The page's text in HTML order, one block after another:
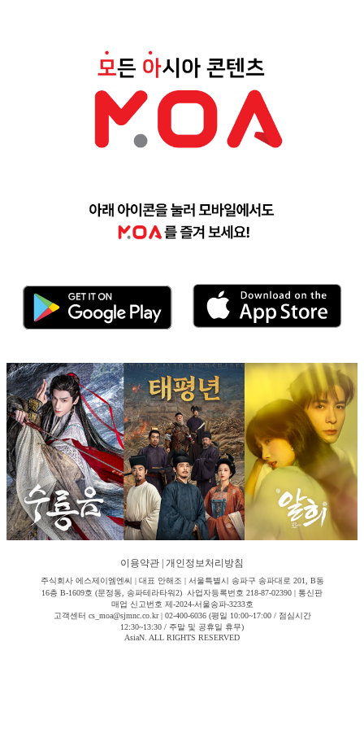
이용약관 개인정보처리방침
주식회사 에스제이엠엔씨 | 대표 안해조 | 서울특별시 송파구 송파대로 201, B동
16층 B-1609호 (문정동, 송파테라타워2) 사업자등록번호 218-87-02390 | 통신판
매업 신고번호 제-2024-서울송파-3233호
고객센터 cs_moa@sjmnc.co.kr | 02-400-6036 (평일 10:00~17:00 / 점심시간
12:30~13:30 / 주말 및 공휴일 휴무)
AsiaN. ALL RIGHTS RESERVED